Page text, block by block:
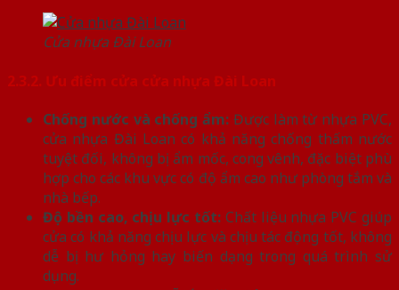
Cửa nhựa Đài Loan
2.3.2. Ưu điểm cửa cửa nhựa Đài Loan
Chống nước và chống ẩm: Được làm từ nhựa PVC,
cửa nhựa Đài Loan có khả năng chống thấm nước
tuyệt đối, không bị ẩm mốc, cong vênh, đặc biệt phù
hợp cho các khu vực có độ ẩm cao như phòng tắm và
nhà bếp.
Độ bền cao, chịu lực tốt: Chất liệu nhựa PVC giúp
cửa có khả năng chịu lực và chịu tác động tốt, không
dễ bị hư hỏng hay biến dạng trong quá trình sử
dụng.